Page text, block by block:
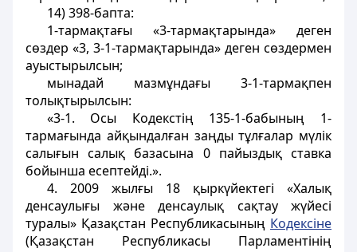
14) 398-бапта:
1-тармақтағы «3-тармақтарында» деген
сөздер «3, 3-1-тармақтарында» деген сөздермен
ауыстырылсын;
мынадай мазмұндағы 3-1-тармақпен
толықтырылсын:
«3-1. Осы Кодекстiң 135-1-бабының 1-
тармағында айқындалған заңды тұлғалар мүлiк
салығын салық базасына 0 пайыздық ставка
бойынша есептейдi.».
4. 2009 жылғы 18 қыркүйектегi «Халық
денсаулығы және денсаулық сақтау жүйесi
туралы» Қазақстан Республикасының Кодексiне
(Қазақстан Республикасы Парламентiнiң